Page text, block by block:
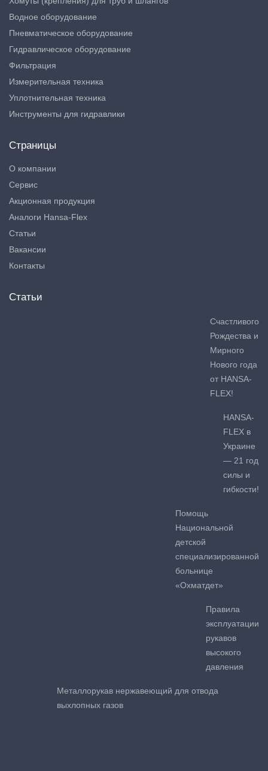
Водное оборудование
Пневматическое оборудование
Гидравлическое оборудование
Фильтрация
Измерительная техника
Уплотнительная техника
Инструменты для гидравлики
Страницы
О компании
Сервис
Акционная продукция
Аналоги Hansa-Flex
Статьи
Вакансии
Контакты
Статьи
Счастливого
Рождества и
Мирного
Нового года
от HANSA-
FLEX!
HANSA-
FLEX в
Украине
— 21 год
силы и
гибкости!
Помощь
Национальной
детской
специализированной
больнице
«Охматдет»
Правила
эксплуатации
рукавов
высокого
давления
Металлорукав нержавеющий для отвода
выхлопных газов